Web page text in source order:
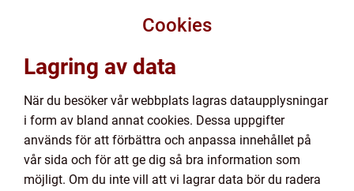
Cookies
Lagring av data
När du besöker vår webbplats lagras dataupplysningar
i form av bland annat cookies. Dessa uppgifter
används för att förbättra och anpassa innehållet på
vår sida och för att ge dig så bra information som
möjligt. Om du inte vill att vi lagrar data bör du radera